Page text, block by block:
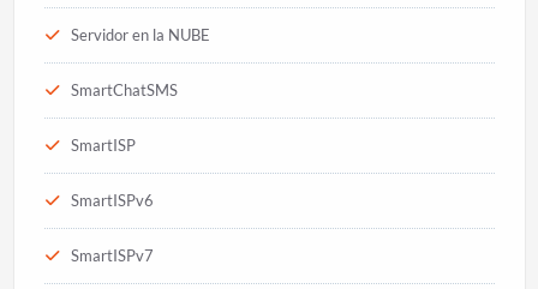
Servidor en la NUBE
SmartChatSMS
SmartISP
SmartISPv6
SmartISPv7